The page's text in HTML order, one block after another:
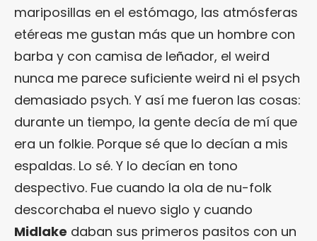
mariposillas en el estómago, las atmósferas
etéreas me gustan más que un hombre con
barba y con camisa de leñador, el weird
nunca me parece suficiente weird ni el psych
demasiado psych. Y así me fueron las cosas:
durante un tiempo, la gente decía de mí que
era un folkie. Porque sé que lo decían a mis
espaldas. Lo sé. Y lo decían en tono
despectivo. Fue cuando la ola de nu-folk
descorchaba el nuevo siglo y cuando
Midlake daban sus primeros pasitos con un